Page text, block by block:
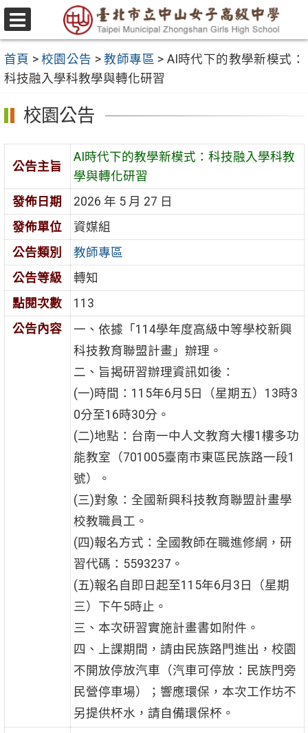
跳
至
要
內
容
區
選
單
首頁 >校園公告 >教師專區 > AI時代下的教學新模式：
科技融入學科教學與轉化研習
校園公告
公告主旨
AI時代下的教學新模式：科技融入學科教
學與轉化研習
發佈日期
2026 年 5 月 27 日
發佈單位
資媒組
公告類別
教師專區
公告等級
轉知
點閱次數
113
公告內容
一、依據「114學年度高級中等學校新興
科技教育聯盟計畫」辦理。
二、旨揭研習辦理資訊如後：
(一)時間：115年6月5日（星期五）13時3
0分至16時30分。
(二)地點：台南一中人文教育大樓1樓多功
能教室（701005臺南市東區民族路一段1
號）。
(三)對象：全國新興科技教育聯盟計畫學
校教職員工。
(四)報名方式：全國教師在職進修網，研
習代碼：5593237。
(五)報名自即日起至115年6月3日（星期
三）下午5時止。
三、本次研習實施計畫書如附件。
四、上課期間，請由民族路門進出，校園
不開放停放汽車（汽車可停放：民族門旁
民營停車場）；響應環保，本次工作坊不
另提供杯水，請自備環保杯。